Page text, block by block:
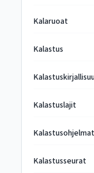
Kalaruoat
Kalastus
Kalastuslajit
Kalastusseurat